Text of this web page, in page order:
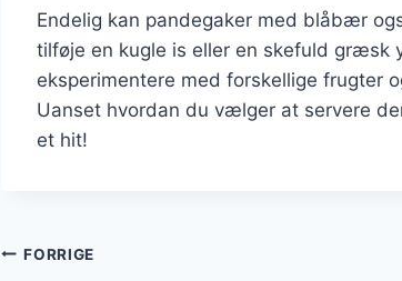
Endelig kan pandegaker med blåbær
tilføje en kugle is eller en skefuld græsk
eksperimentere med forskellige frugter
Uanset hvordan du vælger at servere
et hit!
Indlægsnavigation
FORRIGE